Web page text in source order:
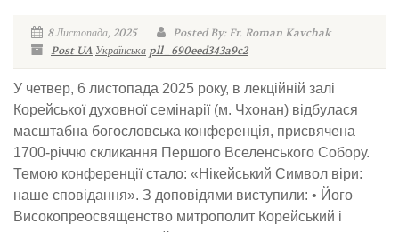
8 Листопада, 2025
Posted By: Fr. Roman Kavchak
Post UA Українська pll_690eed343a9c2
У четвер, 6 листопада 2025 року, в лекційній залі
Корейської духовної семінарії (м. Чхонан) відбулася
масштабна богословська конференція, присвячена
1700‑річчю скликання Першого Вселенського Собору.
Темою конференції стало: «Нікейський Символ віри:
наше сповідання». З доповідями виступили: • Його
Високопреосвященство митрополит Корейський і